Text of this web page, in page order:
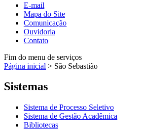
E-mail
Mapa do Site
Comunicação
Ouvidoria
Contato
Fim do menu de serviços
Página inicial > São Sebastião
Sistemas
Sistema de Processo Seletivo
Sistema de Gestão Acadêmica
Bibliotecas